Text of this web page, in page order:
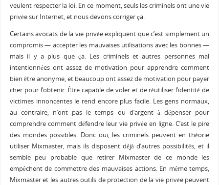
veulent respecter la loi. En ce moment, seuls les criminels ont une vie
privée sur Internet, et nous devons corriger ça.
Certains avocats de la vie privée expliquent que c’est simplement un
compromis — accepter les mauvaises utilisations avec les bonnes —
mais il y a plus que ça. Les criminels et autres personnes mal
intentionnées ont assez de motivation pour apprendre comment
bien être anonyme, et beaucoup ont assez de motivation pour payer
cher pour l’obtenir. Être capable de voler et de réutiliser l’identité de
victimes innoncentes le rend encore plus facile. Les gens normaux,
au contraire, n’ont pas le temps ou d’argent à dépenser pour
comprendre comment défendre leur vie privée en ligne. C’est le pire
des mondes possibles. Donc oui, les criminels peuvent en théorie
utiliser Mixmaster, mais ils disposent déjà d’autres possibilités, et il
semble peu probable que retirer Mixmaster de ce monde les
empêchent de commettre des mauvaises actions. En même temps,
Mixmaster et les autres outils de protection de la vie privée peuvent